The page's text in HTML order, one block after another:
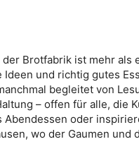
der Brotfabrik ist mehr
Ideen und richtig gutes
begleitet von
– offen für alle, die
Abendessen oder
wo der Gaumen und